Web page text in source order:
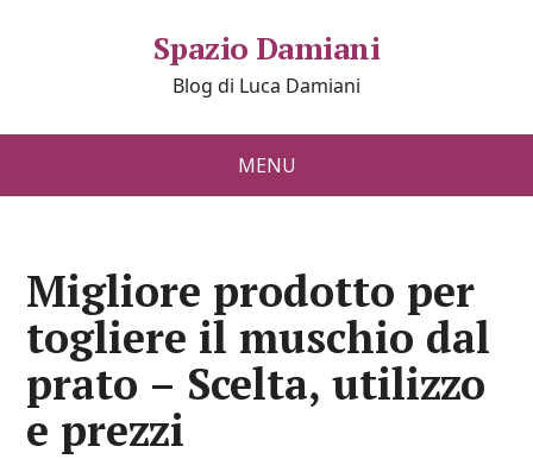
Spazio Damiani
Blog di Luca Damiani
MENU
Migliore prodotto per
togliere il muschio dal
prato – Scelta, utilizzo
e prezzi